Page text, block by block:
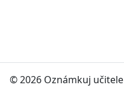
© 2026 Oznámkuj učitele